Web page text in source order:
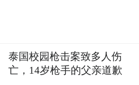
泰国校园枪击案致多人伤
亡，14岁枪手的父亲道歉